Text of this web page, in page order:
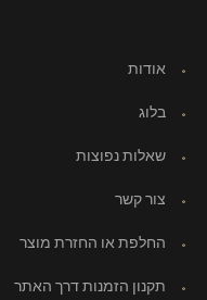
אודות
בלוג
שאלות נפוצות
צור קשר
החלפת או החזרת מוצר
תקנון הזמנות דרך האתר